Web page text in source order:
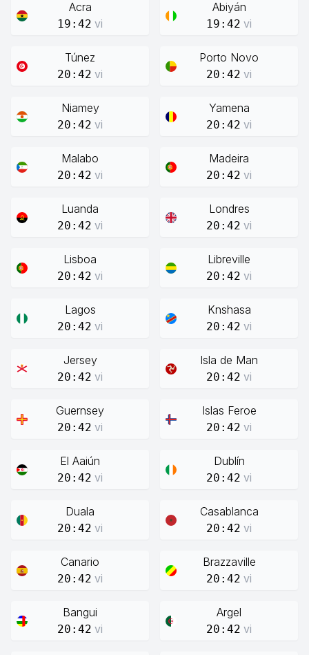
Acra
19:42 vi
Abiyán
19:42 vi
Túnez
20:42 vi
Porto Novo
20:42 vi
Niamey
20:42 vi
Yamena
20:42 vi
Malabo
20:42 vi
Madeira
20:42 vi
Luanda
20:42 vi
Londres
20:42 vi
Lisboa
20:42 vi
Libreville
20:42 vi
Lagos
20:42 vi
Knshasa
20:42 vi
Jersey
20:42 vi
Isla de Man
20:42 vi
Guernsey
20:42 vi
Islas Feroe
20:42 vi
El Aaiún
20:42 vi
Dublín
20:42 vi
Duala
20:42 vi
Casablanca
20:42 vi
Canario
20:42 vi
Brazzaville
20:42 vi
Bangui
20:42 vi
Argel
20:42 vi